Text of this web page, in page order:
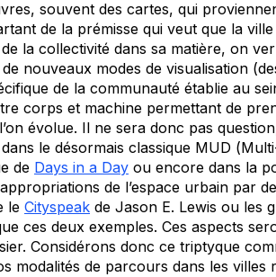
souvent des cartes, qui
de la prémisse qui veut que la
de la collectivité dans sa matière, on
nouveaux modes de visualisation
de la communauté établie au
corps et machine permettant de
évolue. Il ne sera donc pas
le désormais classique MUD (
de Days in a Day ou encore dans la
de l’espace urbain par
le Cityspeak de Jason E. Lewis ou les
ces deux exemples. Ces aspects
Considérons donc ce triptyque
modalités de parcours dans les villes